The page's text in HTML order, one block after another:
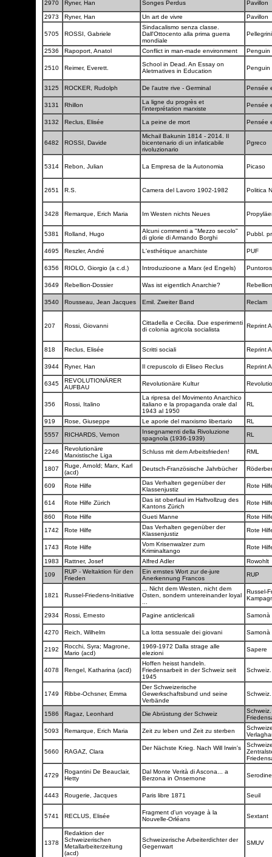
2970 Ryner, Han Songes Perdus Pavillon
2973 Ryner, Han Un art de vivre Pavillon
5705 ROSSI, Gabriele
Sindacalismo senza classe.
Dall'Ottocento alla prima guerra
mondiale
2536 Rapoport, Anatol Conflict in man-made environment Penguin
2510 Reimer, Everett.
School in Dead. An Essay on
Aletrnatives in Education
3125 ROCKER, Rudolph De l'autre rive - Germinal Pensée
3131 Rhillon
La ligne du progrès et
l'interprétation marxiste
Pensée
3132 Reclus, Elisée La peine de mort Pensée
6482 ROSSI, Davide
Michail Bakunin 1814 - 2014. Il
bicentenario di un infaticabile
rivoluzionario
Pgreco
5314 Rebon, Julian La Empresa de la Autonomia Picaso
2651 R.S. Camera del Lavoro 1902-1982 Politica
3428 Remarque, Erich Maria Im Westen nichts Neues
5381 Rolland, Hugo
Alcuni commenti a "Mezzo secolo"
di glorie di Armando Borghi
Pubbl.
4695 Reszler, André L'esthétique anarchiste PUF
6356 RIOLO, Giorgio (a c.d.) Introduzioone a Marx (ed Engels)
3649 Rebellion-Dossier Was ist eigentlich Anarchie?
3540 Rousseau, Jean Jacques Emil. Zweiter Band Reclam
207 Rossi, Giovanni
Cittadella e Cecilia. Due esperimenti
di colonia agricola socialista
Reprint
818 Reclus, Elisée Scritti sociali Reprint
3944 Ryner, Han Il crepuscolo di Eliseo Reclus Reprint
6345
REVOLUTIONÄRER
AUFBAU
Revolutionäre Kultur
356 Rossi, Italino
La ripresa del Movimento Anarchico
italiano e la propaganda orale dal
1943 al 1950
RL
919 Rose, Giuseppe Le aporie del marxismo libertario
RL
5557
RICHARDS, Vernon
Insegnamenti della Rivoluzione
spagnola (1936-1939)
RL
2246
Revolutionäre
Marxistische Liga
Schluss mit dem Arbeitsfrieden! RML
1807
Ruge, Arnold; Marx, Karl
(acd)
Deutsch-Französische Jahrbücher
609 Rote Hilfe
Das Verhalten gegenüber der
Klassenjustiz
Rote
614 Rote Hilfe Zürich
Das ist oberfaul im Haftvollzug des
Kantons Zürich
Rote
860 Rote Hilfe Gueti Manne
Rote
1742
Rote Hilfe
Das Verhalten gegenüber der
Klassenjustiz
Rote
1743 Rote Hilfe
Vom Krisenwalzer zum
Kriminaltango
Rote
1983 Rattner, Josef Alfred Adler
Rowohlt
109
RUP - Weltaktion für den
Frieden
Ein ernstes Wort zur de-jure
Anerkennung Francos
RUP
1821 Russel-Friedens-Initiative
... Nicht dem Westen, nicht dem
Osten, sondern untereinander loyal
Russel-
2934 Rossi, Ernesto Pagine anticlericali
4270 Reich, Wilhelm La lotta sessuale dei giovani
2192
Rocchi, Syra; Magrone,
Mario (acd)
1969-1972 Dalla strage alle
elezioni
Sapere
4078 Rengel, Katharina (acd)
Hoffen heisst handeln.
Friedensarbeit in der Schweiz seit
1945
1749 Ribbe-Ochsner, Emma
Der Schweizerische
Gewerkschaftsbund und seine
Verbände
1586 Ragaz, Leonhard Die Abrüstung der Schweiz
5093
Remarque, Erich Maria Zeit zu leben und Zeit zu sterben
5660 RAGAZ, Clara
Der Nächste Krieg. Nach Will Irwin's
4729
Rogantini De Beauclair,
Hetty
Dal Monte Verità di Ascona... a
Berzona in Onsernone
4443 Rougerie, Jacques Paris libre 1871 Seuil
5741 RECLUS, Elisée
Fragment d'un voyage à la
Nouvelle-Orléans
Sextant
1378
Redaktion der
Schweizerischen
Metallarbeiterzeitung
(acd)
Schweizerische Arbeiterdichter der
Gegenwart
SMUV